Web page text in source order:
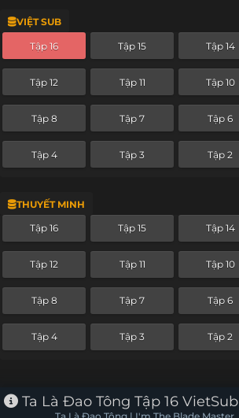
VIỆT SUB
Tập 16 Tập 15 Tập 14
Tập 12 Tập 11 Tập 10
Tập 8 Tập 7 Tập 6
Tập 4 Tập 3 Tập 2
THUYẾT MINH
Tập 16 Tập 15 Tập 14
Tập 12 Tập 11 Tập 10
Tập 8 Tập 7 Tập 6
Tập 4 Tập 3 Tập 2
Ta Là Đao Tông Tập 16 VietSub